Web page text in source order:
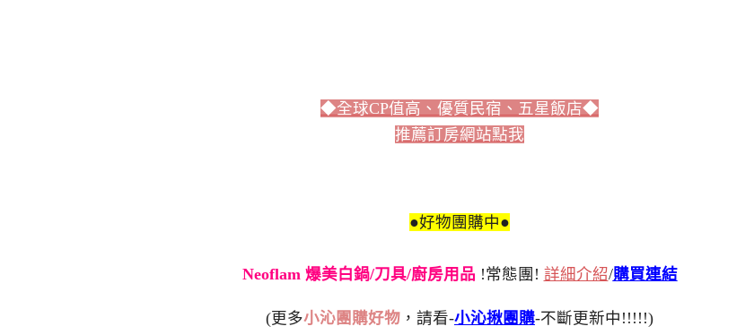
◆全球CP值高、優質民宿、五星飯店◆
推薦訂房網站點我
●好物團購中●
Neoflam 爆美白鍋/刀具/廚房用品 !常態團! 詳細介紹/購買連結
(更多小沁團購好物 ，請看-小沁揪團購-不斷更新中!!!!!)